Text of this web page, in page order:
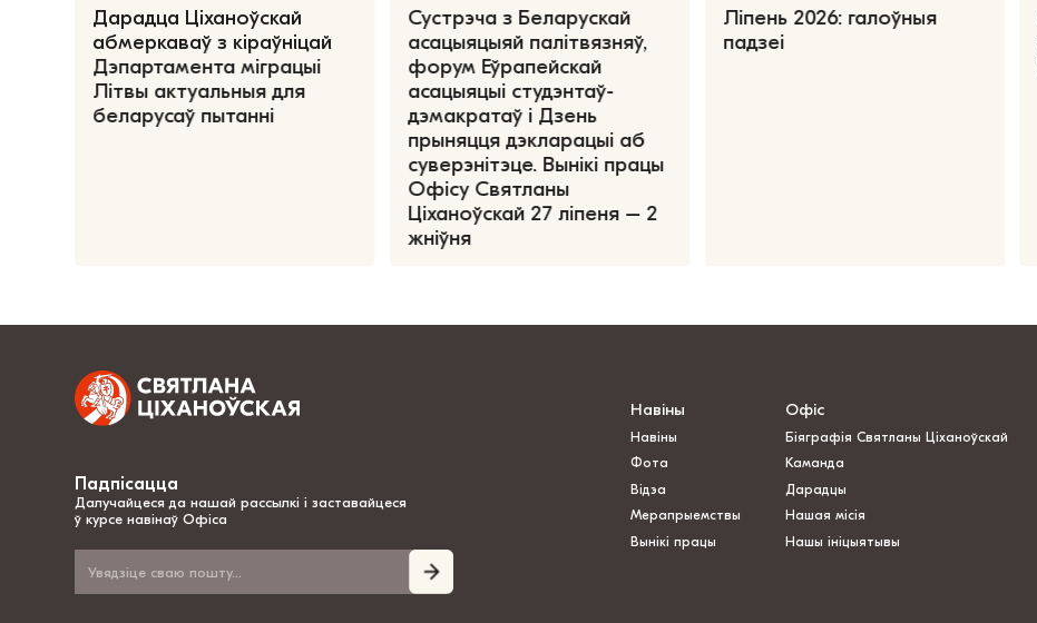
Дарадца Ціханоўскай
абмеркаваў з кіраўніцай
Дэпартамента міграцыі
Літвы актуальныя для
беларусаў пытанні
Сустрэча з Беларускай
асацыяцыяй палітвязняў,
форум Еўрапейскай
асацыяцыі студэнтаў-
дэмакратаў і Дзень
прыняцця дэкларацыі аб
суверэнітэце. Вынікі працы
Офісу Святланы
Ціханоўскай 27 ліпеня – 2
жніўня
Ліпень 2026: галоўныя
падзеі
Падпісацца
Далучайцеся да нашай рассылкі і заставайцеся
ў курсе навінаў Офіса
Навіны
Навіны
Фота
Відэа
Мерапрыемствы
Вынікі працы
Офіс
Біяграфія Святланы Ціханоўскай
Каманда
Дарадцы
Нашая місія
Нашы ініцыятывы